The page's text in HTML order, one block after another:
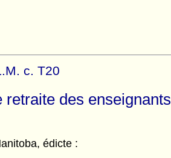
c. T20
retraite des enseignants
édicte :